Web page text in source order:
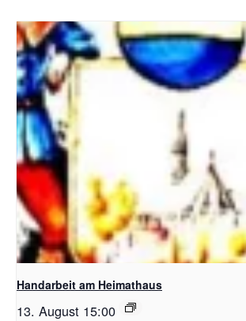
Handarbeit am Heimathaus
13. August 15:00